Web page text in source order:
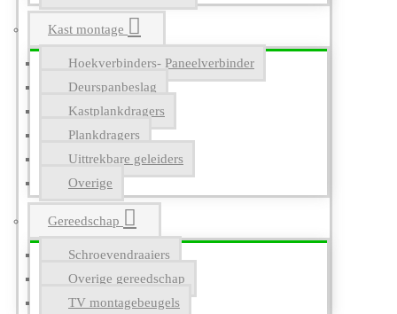
Kast montage
Hoekverbinders- Paneelverbinder
Deurspanbeslag
Kastplankdragers
Plankdragers
Uittrekbare geleiders
Overige
Gereedschap
Schroevendraaiers
Overige gereedschap
TV montagebeugels